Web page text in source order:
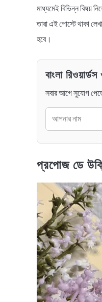
মাধ্যমেই বিভিন্ন বিষয়
তারা এই পোস্টে থাকা
হবে।
বাংলা
সবার আগে সুযোগ
প্রপোজ ডে